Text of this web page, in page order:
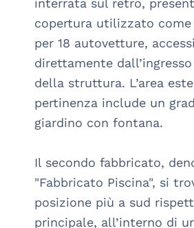
interrata sul retro,
copertura utilizzato come
per 18 autovetture,
direttamente
della struttura. L’area
pertinenza include un
giardino con fontana.
Il secondo fabbricato,
"Fabbricato Piscina", si
posizione più a sud
principale, all’interno di